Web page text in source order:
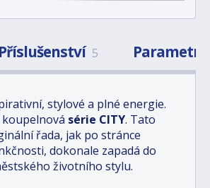
Příslušenství 5 Parametry
stylové a plné energie.
série CITY. Tato
řada, jak po stránce
dokonale zapadá do
životního stylu.